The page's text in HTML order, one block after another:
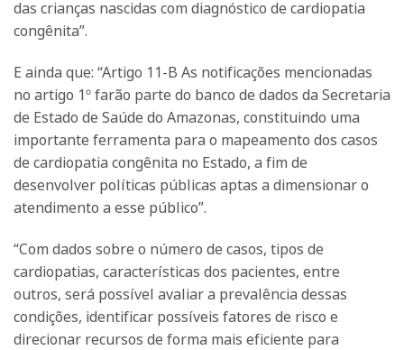
das crianças nascidas com diagnóstico de cardiopatia
congênita”.
E ainda que: “Artigo 11-B As notificações mencionadas
no artigo 1º farão parte do banco de dados da Secretaria
de Estado de Saúde do Amazonas, constituindo uma
importante ferramenta para o mapeamento dos casos
de cardiopatia congênita no Estado, a fim de
desenvolver políticas públicas aptas a dimensionar o
atendimento a esse público”.
“Com dados sobre o número de casos, tipos de
cardiopatias, características dos pacientes, entre
outros, será possível avaliar a prevalência dessas
condições, identificar possíveis fatores de risco e
direcionar recursos de forma mais eficiente para